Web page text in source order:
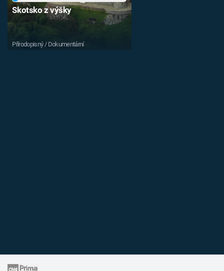
Skotsko z výšky
Přírodopisný / Dokumentární